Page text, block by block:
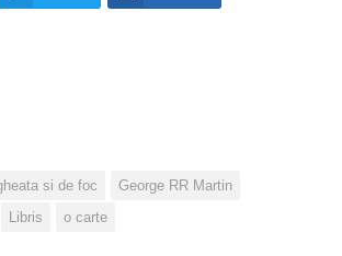
si de foc
George RR Martin
Libris o carte